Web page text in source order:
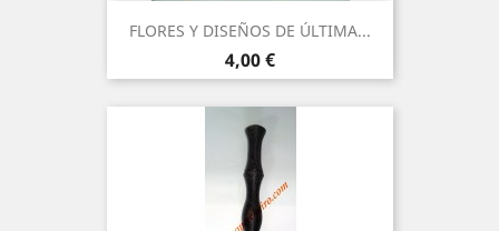
FLORES Y DISEÑOS DE ÚLTIMA...
Precio
4,00 €